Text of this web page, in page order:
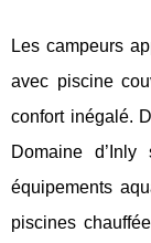
Les campeurs
avec piscine
confort inégalé.
Domaine
équipements
piscines